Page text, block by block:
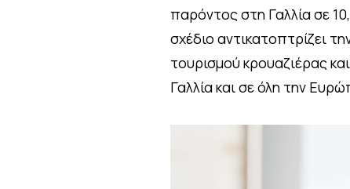
παρόντος στη Γαλλία σε
σχέδιο αντικατοπτρίζει
τουρισμού κρουαζιέρας
Γαλλία και σε όλη την